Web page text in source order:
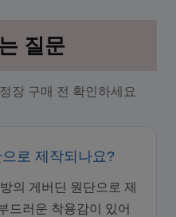
질문
장 구매 전 확인하세요
로 제작되나요?
의 게버딘 원단으로 제
드러운 착용감이 있어